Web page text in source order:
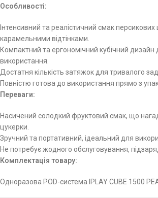
Особливості:
Інтенсивний та реалістичний смак персикових
карамельними відтінками.
Компактний та ергономічний кубічний дизайн
використання.
Достатня кількість затяжок для тривалого
Повністю готова до використання прямо з
Переваги:
Насичений солодкий фруктовий смак, що
цукерки.
Зручний та портативний, ідеальний для
Не потребує жодного обслуговування,
Комплектація товару:
Одноразова POD-система IPLAY CUBE 1500